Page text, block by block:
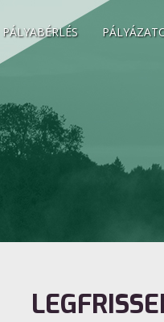
PÁLYABÉRLÉS